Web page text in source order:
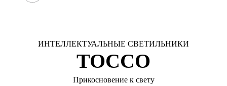
ИНТЕЛЛЕКТУАЛЬНЫЕ СВЕТИЛЬНИКИ
TOCCO
Прикосновение к свету